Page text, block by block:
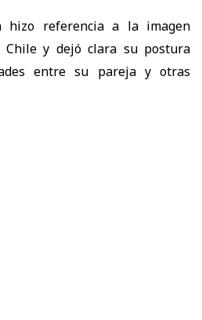
hizo referencia a la imagen
y dejó clara su postura
entre su pareja y otras